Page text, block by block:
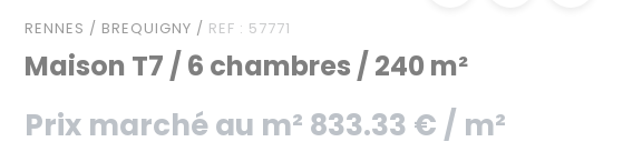
RENNES / BREQUIGNY / REF : 57771
Maison T7 / 6 chambres / 240 m²
Prix marché au m² 833.33 € / m²